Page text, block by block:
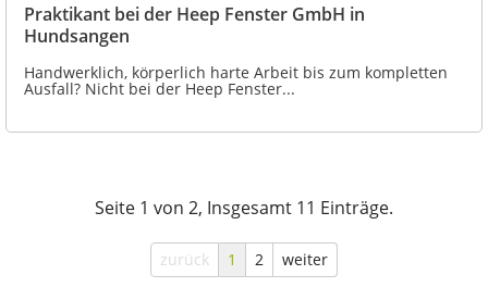
Praktikant bei der Heep Fenster GmbH in
Hundsangen
Handwerklich, körperlich harte Arbeit bis zum kompletten
Ausfall? Nicht bei der Heep Fenster...
Seite 1 von 2, Insgesamt 11 Einträge.
zurück 1 2 weiter